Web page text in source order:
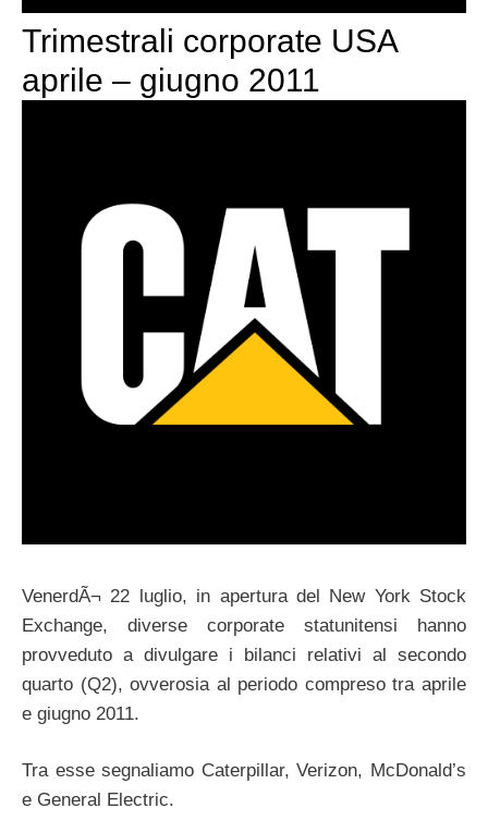
Trimestrali corporate USA
aprile – giugno 2011
VenerdÃ¬ 22 luglio, in apertura del New York Stock
Exchange, diverse corporate statunitensi hanno
provveduto a divulgare i bilanci relativi al secondo
quarto (Q2), ovverosia al periodo compreso tra aprile
e giugno 2011.
Tra esse segnaliamo Caterpillar, Verizon, McDonald’s
e General Electric.